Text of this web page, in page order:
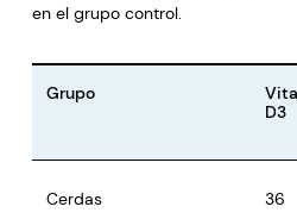
en el grupo control.
Grupo
D3
Cerdas 36